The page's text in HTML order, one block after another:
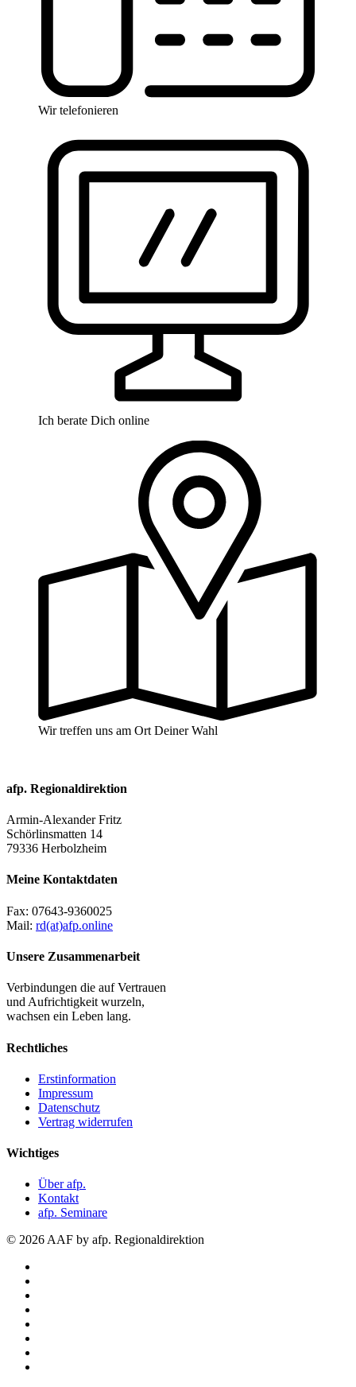
Wir telefonieren
Ich berate Dich online
Wir treffen uns am Ort Deiner Wahl
afp. Regionaldirektion
Armin-Alexander Fritz
Schörlinsmatten 14
79336 Herbolzheim
Meine Kontaktdaten
Fax: 07643-9360025
Mail: rd(at)afp.online
Unsere Zusammenarbeit
Verbindungen die auf Vertrauen
und Aufrichtigkeit wurzeln,
wachsen ein Leben lang.
Rechtliches
Erstinformation
Impressum
Datenschutz
Vertrag widerrufen
Wichtiges
Über afp.
Kontakt
afp. Seminare
© 2026 AAF by afp. Regionaldirektion